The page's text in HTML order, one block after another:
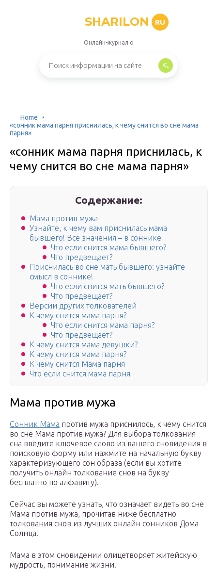
SHARILON RU
Онлайн-журнал о
Home
«сонник мама парня приснилась, к чему снится во сне мама
парня»
«сонник мама парня приснилась, к
чему снится во сне мама парня»
Содержание:
Мама против мужа
Узнайте, к чему вам приснилась мама
бывшего! Все значения – в соннике
Что если снится мама бывшего?
Что предвещает?
Приснилась во сне мать бывшего: узнайте
смысл в соннике!
Что если снится мать бывшего?
Что предвещает?
Версии других толкователей
К чему снится мама парня?
Что если снится мама парня?
Что предвещает?
К чему снится мама девушки?
К чему снится мама парня?
К чему снится Мама парня
Что если снится мама парня
Мама против мужа
Сонник Мама против мужа приснилось, к чему снится
во сне Мама против мужа? Для выбора толкования
сна введите ключевое слово из вашего сновидения в
поисковую форму или нажмите на начальную букву
характеризующего сон образа (если вы хотите
получить онлайн толкование снов на букву
бесплатно по алфавиту).
Сейчас вы можете узнать, что означает видеть во сне
Мама против мужа, прочитав ниже бесплатно
толкования снов из лучших онлайн сонников Дома
Солнца!
Мама в этом сновидении олицетворяет житейскую
мудрость, понимание жизни.